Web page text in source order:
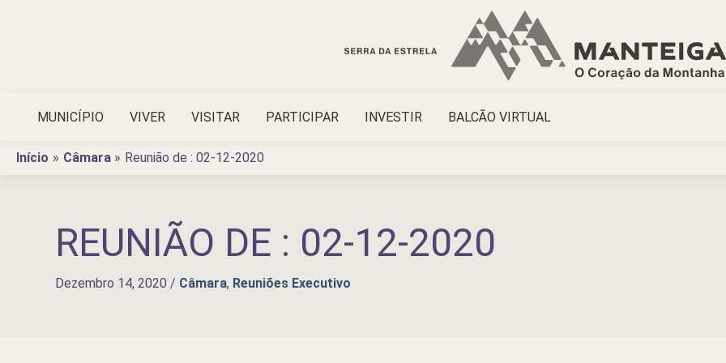
MUNICÍPIO VIVER VISITAR PARTICIPAR INVESTIR BALCÃO VIRTUAL
Início Câmara Reunião de : 02-12-2020
REUNIÃO DE : 02-12-2020
Dezembro 14, 2020 / Câmara, Reuniões Executivo